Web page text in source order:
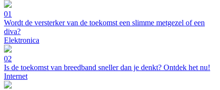
01
Wordt de versterker van de toekomst een slimme metgezel of een
diva?
Elektronica
02
Is de toekomst van breedband sneller dan je denkt? Ontdek het nu!
Internet